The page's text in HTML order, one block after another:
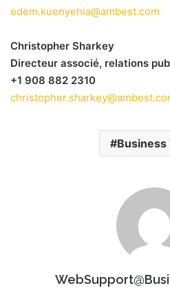
edem.kuenyehia@ambest.com
Christopher Sharkey
Directeur associé, relations
+1 908 882 2310
Business